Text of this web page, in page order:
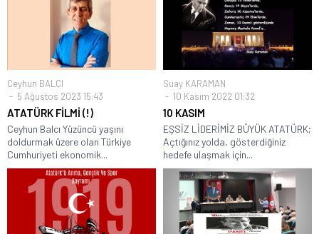
Ceyhun BALCI
5 Ağustos 2023 15:43
ATATÜRK FİLMİ (!)
Ceyhun Balcı Yüzüncü yaşını
doldurmak üzere olan Türkiye
Cumhuriyeti ekonomik...
Suay KARAMAN
10 Kasım 2022 01:32
10 KASIM
EŞSİZ LİDERİMİZ BÜYÜK ATATÜRK;
Açtığınız yolda, gösterdiğiniz
hedefe ulaşmak için...